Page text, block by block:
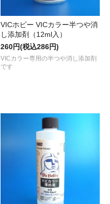
VICホビー VICカラー半つや消
し添加剤（12ml入）
260円(税込286円)
VICカラー専用の半つや消し添加剤
です